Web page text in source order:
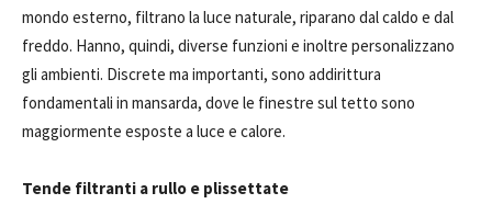
mondo esterno, filtrano la luce naturale, riparano dal caldo e dal
freddo. Hanno, quindi, diverse funzioni e inoltre personalizzano
gli ambienti. Discrete ma importanti, sono addirittura
fondamentali in mansarda, dove le finestre sul tetto sono
maggiormente esposte a luce e calore.
Tende filtranti a rullo e plissettate